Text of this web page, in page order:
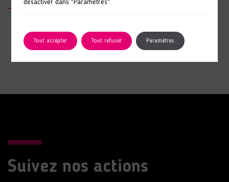
Suivez nos actions
désactiver dans "Paramètres".
Tout accepter Tout refuser Paramètres